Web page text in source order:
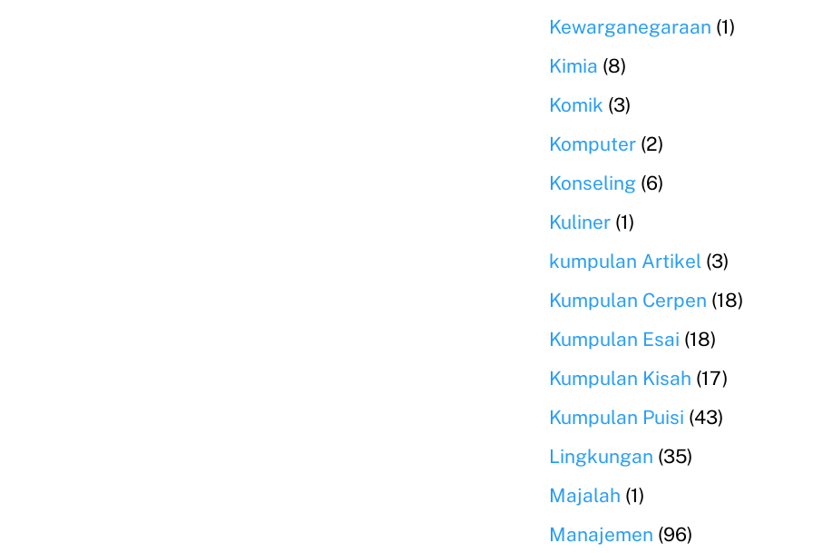
Kewarganegaraan (1)
Kimia (8)
Komik (3)
Komputer (2)
Konseling (6)
Kuliner (1)
kumpulan Artikel (3)
Kumpulan Cerpen (18)
Kumpulan Esai (18)
Kumpulan Kisah (17)
Kumpulan Puisi (43)
Lingkungan (35)
Majalah (1)
Manajemen (96)